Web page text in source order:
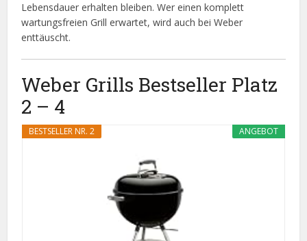
Lebensdauer erhalten bleiben. Wer einen komplett
wartungsfreien Grill erwartet, wird auch bei Weber
enttäuscht.
Weber Grills Bestseller Platz
2 – 4
ANGEBOT
BESTSELLER NR. 2